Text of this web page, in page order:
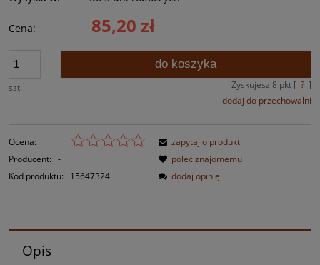
Cena: 85,20 zł
szt.
do koszyka
Zyskujesz 8 pkt [ ? ]
dodaj do przechowalni
Ocena:
Producent: -
Kod produktu:
15647324
zapytaj o produkt
poleć znajomemu
dodaj opinię
Opis